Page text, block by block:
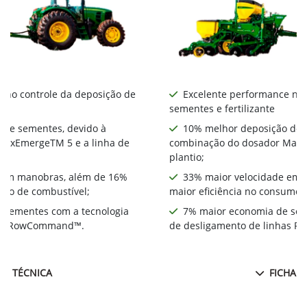
no controle da deposição de
sementes, devido à
5 e a linha de
manobras, além de 16%
de combustível;
com a tecnologia
RowCommand™.
TÉCNICA
Excelente performance
sementes e fertilizante
10% melhor deposição de
combinação do dosador
plantio;
33% maior velocidade em
maior eficiência no consumo
7% maior economia de
de desligamento de linhas
FICHA